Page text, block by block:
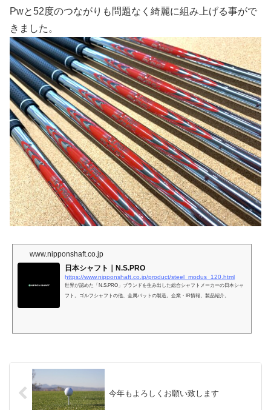
Pwと52度のつながりも問題なく綺麗に組み上げる事がで
きました。
www.nipponshaft.co.jp
日本シャフト｜N.S.PRO
https://www.nipponshaft.co.jp/product/steel_modus_120.html
世界が認めた「N.S.PRO」ブランドを生み出した総合シャフトメーカーの日本シャ
フト。ゴルフシャフトの他、金属バットの製造。企業・IR情報、製品紹介。
今年もよろしくお願い致します